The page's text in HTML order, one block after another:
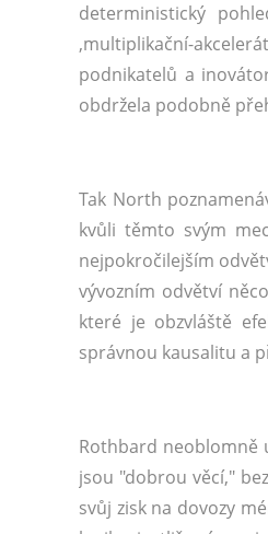
deterministický
‚multiplikační-
podnikatelů a
obdržela podobně
Tak North
kvůli těmto svým
nejpokročilejším
vývozním odvětví
které je obzvláště
správnou kausalitu a
Rothbard neoblomně
jsou "dobrou věcí,"
svůj zisk na dovozy